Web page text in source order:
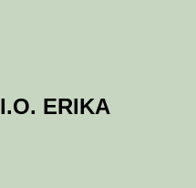
ERIKA